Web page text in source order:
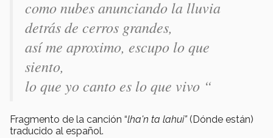
como nubes anunciando la lluvia
detrás de cerros grandes,
así me aproximo, escupo lo que
siento,
lo que yo canto es lo que vivo “
Fragmento de la canción “lha'n ta lahui”(Dónde están)
traducido al español.